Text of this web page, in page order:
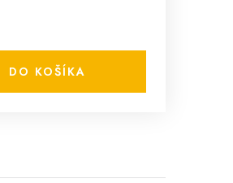
DO KOŠÍKA